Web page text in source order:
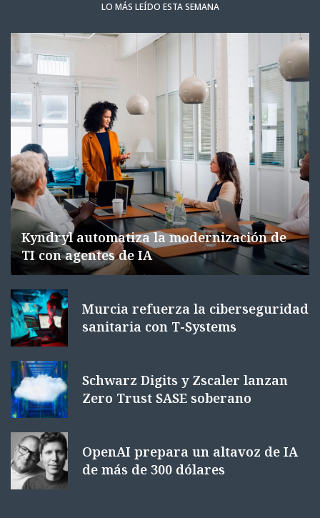
LO MÁS LEÍDO ESTA SEMANA
Kyndryl automatiza la modernización de
TI con agentes de IA
Murcia refuerza la ciberseguridad
sanitaria con T-Systems
Schwarz Digits y Zscaler lanzan
Zero Trust SASE soberano
OpenAI prepara un altavoz de IA
de más de 300 dólares